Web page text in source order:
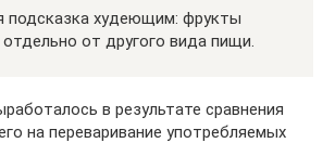
подсказка худеющим: фрукты
от другого вида пищи.
в результате сравнения
на переваривание употребляемых